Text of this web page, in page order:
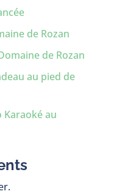
de Rozan
de Rozan
au pied de
Karaoké au